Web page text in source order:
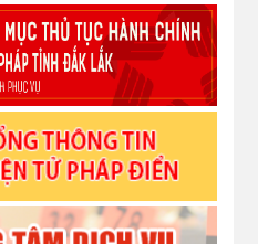
Bí thư kết luận về phân
trong vận hành chính
2 cấp